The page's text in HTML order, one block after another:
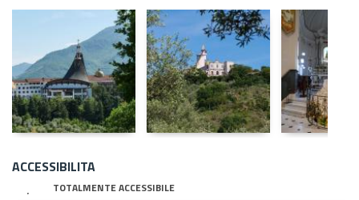
ACCESSIBILITA
TOTALMENTE ACCESSIBILE